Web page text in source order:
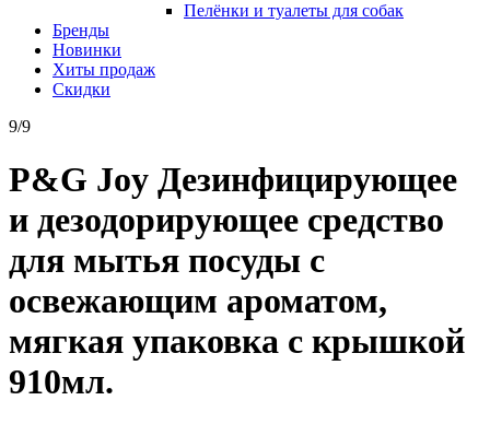
Пелёнки и туалеты для собак
Бренды
Новинки
Хиты продаж
Скидки
9/9
P&G Joy Дезинфицирующее
и дезодорирующее средство
для мытья посуды с
освежающим ароматом,
мягкая упаковка с крышкой
910мл.